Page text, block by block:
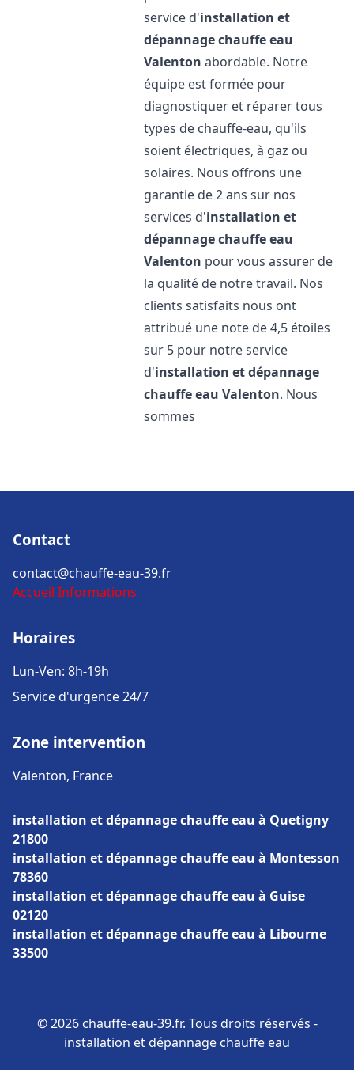
service d'installation et
dépannage chauffe eau
Valenton abordable. Notre
équipe est formée pour
diagnostiquer et réparer tous
types de chauffe-eau, qu'ils
soient électriques, à gaz ou
solaires. Nous offrons une
garantie de 2 ans sur nos
services d'installation et
dépannage chauffe eau
Valenton pour vous assurer de
la qualité de notre travail. Nos
clients satisfaits nous ont
attribué une note de 4,5 étoiles
sur 5 pour notre service
d'installation et dépannage
chauffe eau Valenton. Nous
sommes
Contact
contact@chauffe-eau-39.fr
Accueil Informations
Horaires
Lun-Ven: 8h-19h
Service d'urgence 24/7
Zone intervention
Valenton, France
installation et dépannage chauffe eau à Quetigny
21800
installation et dépannage chauffe eau à Montesson
78360
installation et dépannage chauffe eau à Guise
02120
installation et dépannage chauffe eau à Libourne
33500
© 2026 chauffe-eau-39.fr. Tous droits réservés -
installation et dépannage chauffe eau